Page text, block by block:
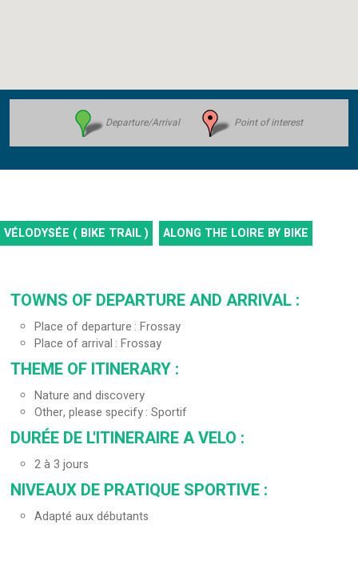
Departure/Arrival Point of interest
VÉLODYSÉE ( BIKE TRAIL ) ALONG THE LOIRE BY BIKE
TOWNS OF DEPARTURE AND ARRIVAL :
Place of departure Frossay
Place of arrival Frossay
THEME OF ITINERARY :
Nature and discovery
Other, please specify Sportif
DURÉE DE L'ITINERAIRE A VELO :
2 à 3 jours
NIVEAUX DE PRATIQUE SPORTIVE :
Adapté aux débutants